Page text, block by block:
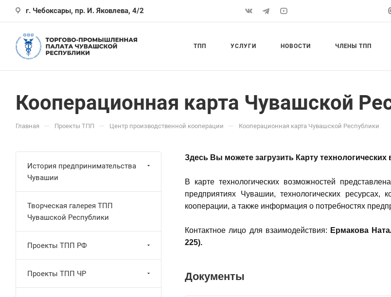
г. Чебоксары, пр. И. Яковлева, 4/2
ТПП УСЛУГИ НОВОСТИ ЧЛЕНЫ ТПП
Кооперационная карта Чувашской
Главная — Проекты ТПП — Центр производственной кооперации — Кооперационная карта Чувашской Республики
Здесь Вы можете загрузить Карту
В карте технологических возможностей
предприятиях Чувашии, технологических ресурсах,
кооперации, а также информация о потребностях
Контактное лицо для взаимодействия: Ермакова
225).
Документы
История предпринимательства
Чувашии
Творческая галерея ТПП
Чувашской Республики
Проекты ТПП РФ
Проекты ТПП ЧР